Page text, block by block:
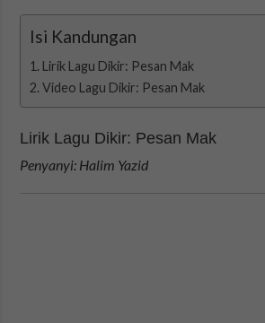
Isi Kandungan
Lirik Lagu Dikir: Pesan Mak
Video Lagu Dikir: Pesan Mak
Lirik Lagu Dikir: Pesan Mak
Penyanyi: Halim Yazid